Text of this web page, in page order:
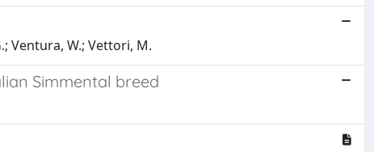
Ventura, W.; Vettori, M.
Simmental breed